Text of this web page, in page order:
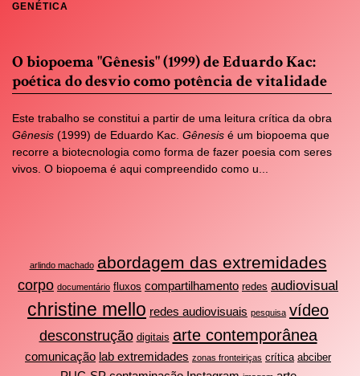
GENÉTICA
O biopoema "Gênesis" (1999) de Eduardo Kac:
poética do desvio como potência de vitalidade
Este trabalho se constitui a partir de uma leitura crítica da obra
Gênesis (1999) de Eduardo Kac. Gênesis é um biopoema que
recorre a biotecnologia como forma de fazer poesia com seres
vivos. O biopoema é aqui compreendido como u...
arlindo machado abordagem das extremidades
corpo documentário fluxos compartilhamento redes audiovisual
christine mello redes audiovisuais pesquisa vídeo
desconstrução digitais arte contemporânea
comunicação lab extremidades zonas fronteiriças crítica abciber